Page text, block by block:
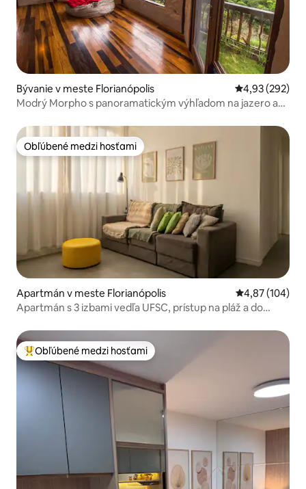
Bývanie v meste Florianópolis Priemerné
4,93 (292)
Modrý Morpho s panoramatickým výhľadom na jazero a
Obľúbené medzi hosťami
Obľúbené medzi hosťami
Apartmán v meste Florianópolis Priemerné
4,87 (104)
Apartmán s 3 izbami vedľa UFSC, prístup na pláž a do
Najobľúbenejšie medzi hosťami
Obľúbené medzi hosťami